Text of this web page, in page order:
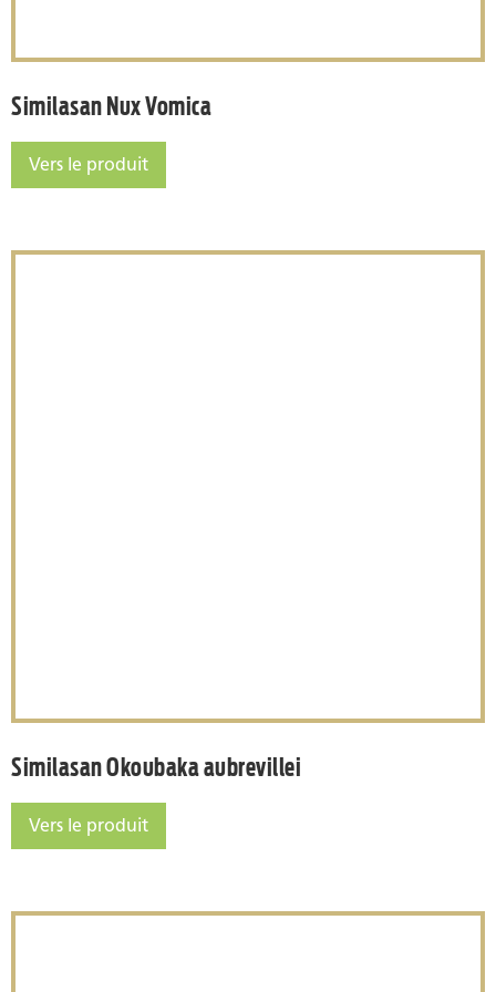
Similasan Nux Vomica
Similasan Nux Vomica
Vers le produit
Similasan Okoubaka aubrevillei
Similasan Okoubaka aubrevillei
Vers le produit